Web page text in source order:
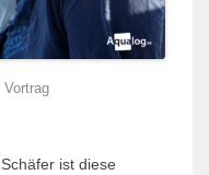
Vortrag
ist diese